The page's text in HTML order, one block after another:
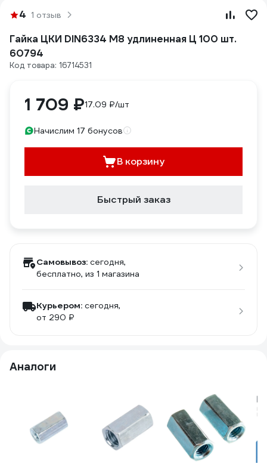
4 1 отзыв
Гайка ЦКИ DIN6334 М8 удлиненная Ц 100 шт.
60794
Код товара: 16714531
1 709 ₽17.09 ₽/шт
Начислим 17 бонусов
В корзину
Быстрый заказ
Самовывоз: сегодня,
бесплатно, из 1 магазина
Курьером: сегодня,
от 290 ₽
Аналоги